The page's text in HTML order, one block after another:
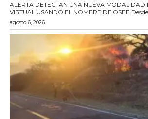
ALERTA DETECTAN UNA NUEVA MODALIDAD
VIRTUAL USANDO EL NOMBRE
agosto 6, 2026